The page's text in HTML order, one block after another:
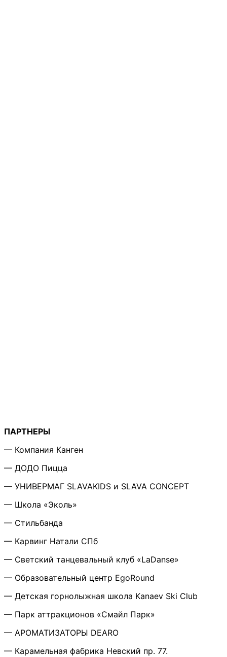
ПАРТНЕРЫ
— Компания Канген
— ДОДО Пицца
— УНИВЕРМАГ SLAVAKIDS и SLAVA CONCEPT
— Школа «Эколь»
— Стильбанда
— Карвинг Натали СПб
— Светский танцевальный клуб «LaDanse»
— Образовательный центр EgoRound
— Детская горнолыжная школа Kanaev Ski Club
— Парк аттракционов «Смайл Парк»
— АРОМАТИЗАТОРЫ DEARO
— Карамельная фабрика Невский пр. 77.